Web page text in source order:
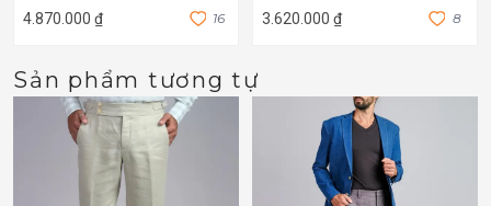
4.870.000 ₫ 16 3.620.000 ₫ 8
Sản phẩm tương tự